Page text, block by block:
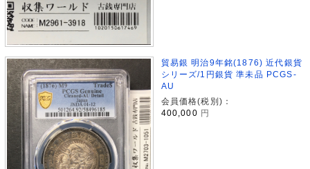
貿易銀 明治9年銘(1876) 近代銀貨
シリーズ/1円銀貨 準未品 PCGS-
AU
会員価格(税別)：
400,000 円